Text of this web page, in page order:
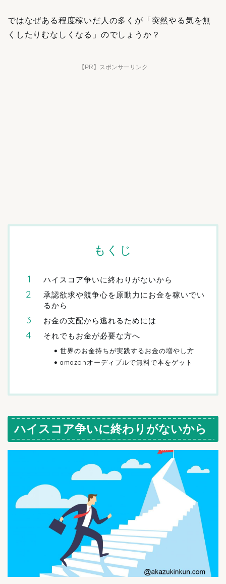
ではなぜある程度稼いだ人の多くが「突然やる気を無
くしたりむなしくなる」のでしょうか？
【PR】スポンサーリンク
もくじ
ハイスコア争いに終わりがないから
承認欲求や競争心を原動力にお金を稼いでい
るから
お金の支配から逃れるためには
それでもお金が必要な方へ
世界のお金持ちが実践するお金の増やし方
amazonオーディブルで無料で本をゲット
ハイスコア争いに終わりがないから